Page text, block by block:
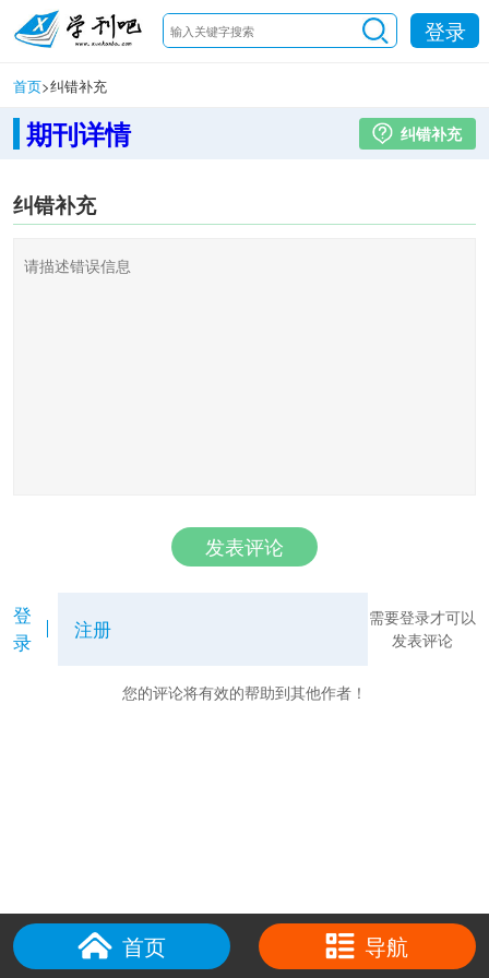
登录
首页>纠错补充
期刊详情 纠错补充
纠错补充
发表评论
登
录
注册
需要登录才可以
发表评论
您的评论将有效的帮助到其他作者！
首页 导航